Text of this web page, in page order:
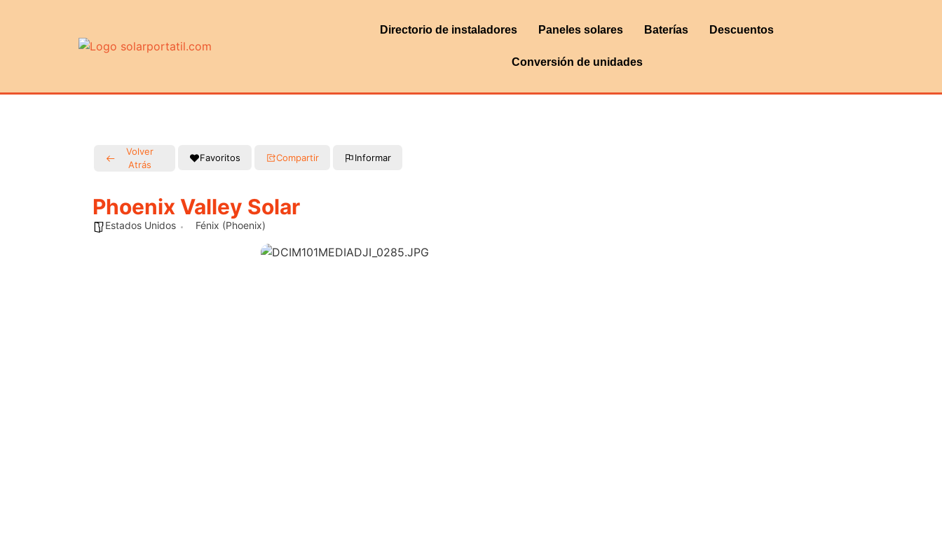
Directorio de instaladores Paneles solares Baterías Descuentos
Conversión de unidades
Volver
Atrás
Favoritos Compartir Informar
Phoenix Valley Solar
Estados Unidos Fénix (Phoenix)